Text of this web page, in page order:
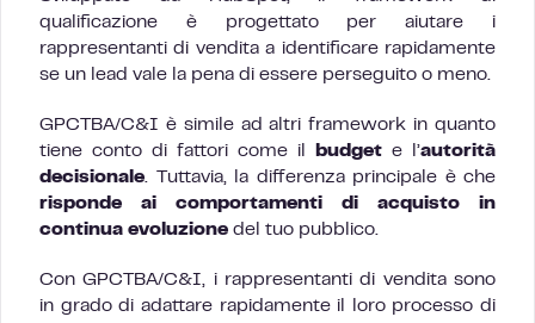
qualificazione è progettato per aiutare i
rappresentanti di vendita a identificare rapidamente
se un lead vale la pena di essere perseguito o meno.
GPCTBA/C&I è simile ad altri framework in quanto
tiene conto di fattori come il
budget e l’autorità
decisionale. Tuttavia, la differenza principale è che
risponde ai comportamenti di acquisto in
continua evoluzione del tuo pubblico.
Con GPCTBA/C&I, i rappresentanti di vendita sono
in grado di adattare rapidamente il loro processo di